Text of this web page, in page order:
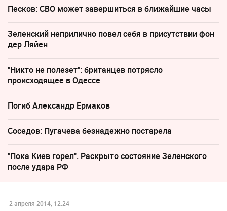
Песков: СВО может завершиться в ближайшие часы
Зеленский неприлично повел cебя в присутствии фон
дер Ляйен
"Никто не полезет": британцев потрясло
происходящее в Одессе
Погиб Александр Ермаков
Соседов: Пугачева безнадежно постарела
"Пока Киев горел". Раскрыто состояние Зеленского
после удара РФ
2 апреля 2014, 12:24